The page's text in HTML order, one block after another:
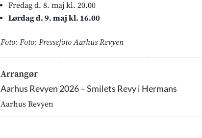
Fredag d. 8. maj kl. 20.00
Lørdag d. 9. maj kl. 16.00
Foto: Foto: Pressefoto Aarhus Revyen
Arrangør
Aarhus Revyen 2026 – Smilets Revy i Hermans
Aarhus Revyen